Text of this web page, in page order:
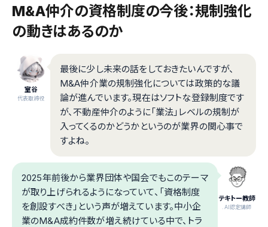
M&A仲介の資格制度の今後：規制強化
の動きはあるのか
室谷
代表取締役
最後に少し未来の話をしておきたいんですが、
M&A仲介業の規制強化については政策的な議
論が進んでいます。現在はソフトな登録制度です
が、不動産仲介のように「業法」レベルの規制が
入ってくるのかどうかというのが業界の関心事で
すよね。
テキトー教師
.AI認定講師
2025年前後から業界団体や国会でもこのテーマ
が取り上げられるようになっていて、「資格制度
を創設すべき」という声が増えています。中小企
業のM&A成約件数が増え続けている中で、トラ